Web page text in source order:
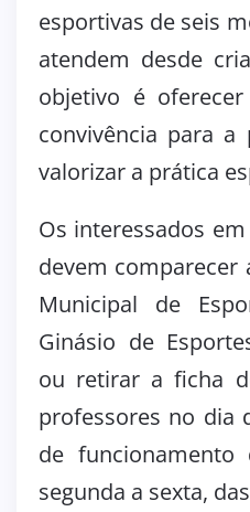
esportivas de seis
atendem desde
objetivo é
convivência para a
valorizar a prática
Os interessados
devem comparecer
Municipal de
Ginásio de
ou retirar a ficha
professores no dia
de
segunda a sexta,